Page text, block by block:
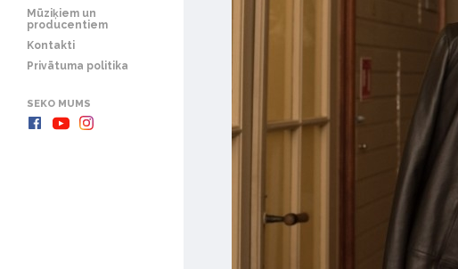
Mūziķiem un
producentiem
Kontakti
Privātuma politika
SEKO MUMS